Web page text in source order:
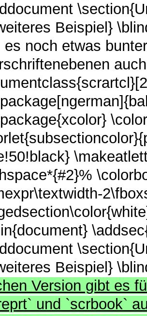
Beispiel}
es noch etwas
Beispiel}
Version gibt es
und `scrbook`